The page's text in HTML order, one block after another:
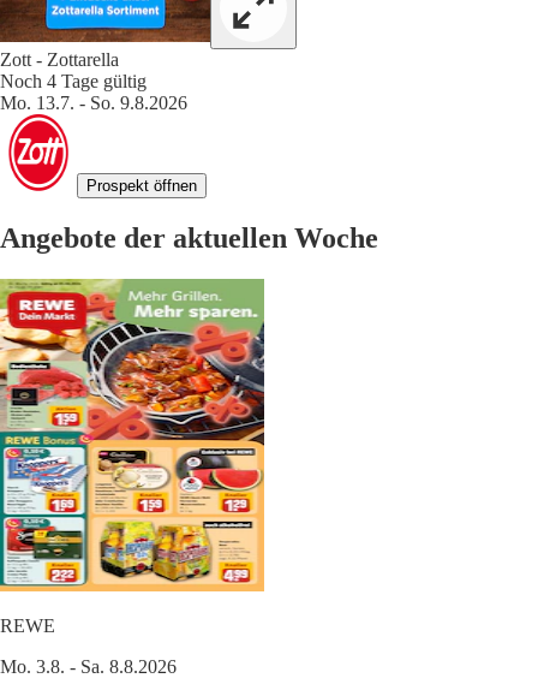
Zott - Zottarella
Noch 4 Tage gültig
Mo. 13.7. - So. 9.8.2026
Prospekt öffnen
Angebote der aktuellen Woche
REWE
Mo. 3.8. - Sa. 8.8.2026